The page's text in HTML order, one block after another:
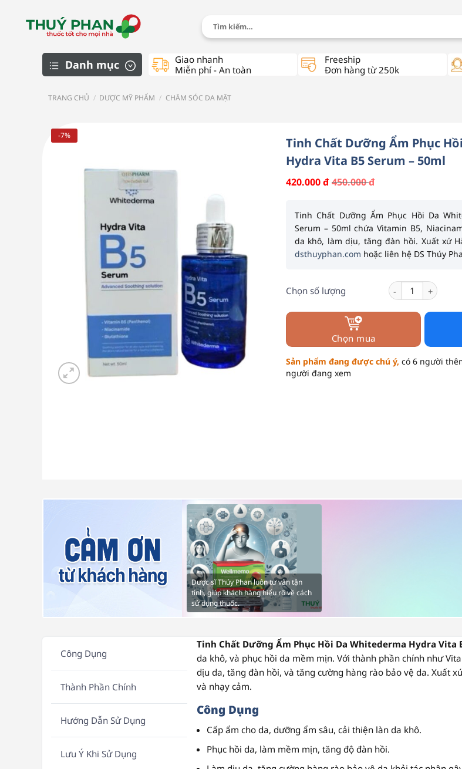
Tìm
Danh mục
Chăm sóc cá nhân
Thực phẩm chức năng
Giao nhanh
Miễn phí - An toàn
Freeship
Đơn hàng từ 250k
TRANG CHỦ / DƯỢC MỸ PHẨM / CHĂM SÓC DA MẶT
-7%
Tinh Chất Dưỡng Ẩm Phục
Hydra Vita B5 Serum – 50ml
450.000đ
Giá
450.000 đ.
420.000đ
Giá
là:
420.000 đ.
Tinh Chất Dưỡng Ẩm Phục Hồi Da
Serum – 50ml chứaVitamin B5,
da khô, làm dịu, tăng đàn hồi. Xuất xứ
dsthuyphan.com hoặc liên hệ DS Thúy
Chọn số lượng Tinh Chất Dưỡng
Chọn mua
Sản phẩm đang được chú ý, có 6 người
người đang xem
Dược sĩ Thúy Phan luôn tư vấn tận
tình, giúp khách hàng hiểu rõ về cách
sử dụng thuốc.
Công Dụng
Thành Phần Chính
Hướng Dẫn Sử Dụng
Lưu Ý Khi Sử Dụng
Tinh Chất Dưỡng Ẩm Phục Hồi Da Whitederma Hydra Vita
da khô, và phục hồi da mềm mịn. Với thành phần chính như
dịu da, tăng đàn hồi, và tăng cường hàng rào bảo vệ da. Xuất
và nhạy cảm.
Công Dụng
Cấp ẩm cho da, dưỡng ẩm sâu, cải thiện làn da khô.
Phục hồi da, làm mềm mịn, tăng độ đàn hồi.